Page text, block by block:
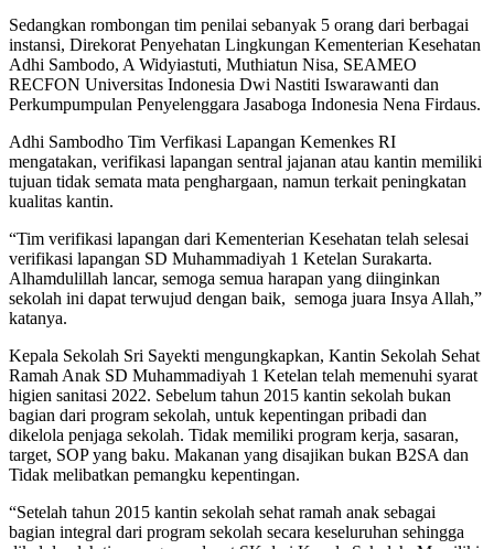
Sedangkan rombongan tim penilai sebanyak 5 orang dari berbagai
instansi, Direkorat Penyehatan Lingkungan Kementerian Kesehatan
Adhi Sambodo, A Widyiastuti, Muthiatun Nisa, SEAMEO
RECFON Universitas Indonesia Dwi Nastiti Iswarawanti dan
Perkumpumpulan Penyelenggara Jasaboga Indonesia Nena Firdaus.
Adhi Sambodho Tim Verfikasi Lapangan Kemenkes RI
mengatakan, verifikasi lapangan sentral jajanan atau kantin memiliki
tujuan tidak semata mata penghargaan, namun terkait peningkatan
kualitas kantin.
“Tim verifikasi lapangan dari Kementerian Kesehatan telah selesai
verifikasi lapangan SD Muhammadiyah 1 Ketelan Surakarta.
Alhamdulillah lancar, semoga semua harapan yang diinginkan
sekolah ini dapat terwujud dengan baik, semoga juara Insya Allah,”
katanya.
Kepala Sekolah Sri Sayekti mengungkapkan, Kantin Sekolah Sehat
Ramah Anak SD Muhammadiyah 1 Ketelan telah memenuhi syarat
higien sanitasi 2022. Sebelum tahun 2015 kantin sekolah bukan
bagian dari program sekolah, untuk kepentingan pribadi dan
dikelola penjaga sekolah. Tidak memiliki program kerja, sasaran,
target, SOP yang baku. Makanan yang disajikan bukan B2SA dan
Tidak melibatkan pemangku kepentingan.
“Setelah tahun 2015 kantin sekolah sehat ramah anak sebagai
bagian integral dari program sekolah secara keseluruhan sehingga